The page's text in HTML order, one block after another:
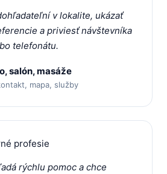
v lokalite, ukázať
a priviesť návštevníka
telefonátu.
salón, masáže
mapa, služby
profesie
rýchlu pomoc a chce